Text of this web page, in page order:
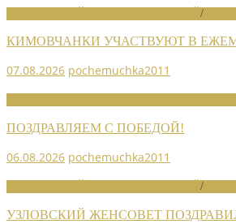
/
КИМОВЧАНКИ УЧАСТВУЮТ В
07.08.2026 pochemuchka2011
ПОЗДРАВЛЯЕМ С ПОБЕДОЙ!
06.08.2026 pochemuchka2011
/
УЗЛОВСКИЙ ЖЕНСОВЕТ